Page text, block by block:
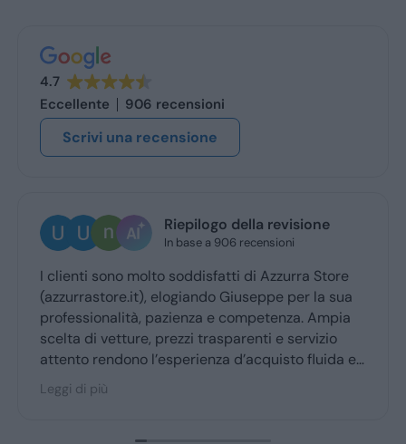
4.7
Eccellente
906 recensioni
Scrivi una recensione
Riepilogo della revisione
In base a 906 recensioni
sono molto soddisfatti di Azzurra Store
elogiando Giuseppe per la sua
pazienza e competenza. Ampia
di vetture, prezzi trasparenti e servizio
rendono l’esperienza d’acquisto fluida e
per la maggior parte degli utenti.
di più